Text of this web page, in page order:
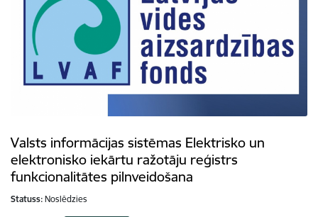
Valsts informācijas sistēmas Elektrisko un
elektronisko iekārtu ražotāju reģistrs
funkcionalitātes pilnveidošana
Statuss: Noslēdzies